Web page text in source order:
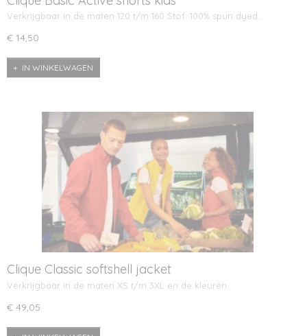
Verkrijgbaar in de maten 120 t/m 160 Stof: 100% spun dyed…
€ 14,50
IN WINKELWAGEN
Clique Classic softshell jacket
Verkrijgbaar in de maten XS t/m 3XL en de kleuren…
€ 49,05